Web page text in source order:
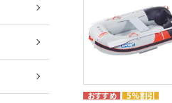
マリンカタ
未来テクノ株
5%割引